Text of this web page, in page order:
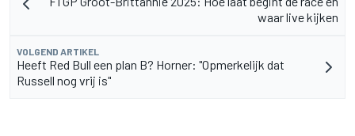
waar live kijken
VOLGEND ARTIKEL
Heeft Red Bull een plan B? Horner: "Opmerkelijk dat
Russell nog vrij is"